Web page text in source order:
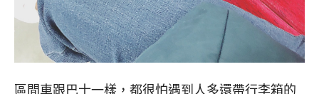
區間車跟巴士一樣，都很怕遇到人多還帶行李箱的